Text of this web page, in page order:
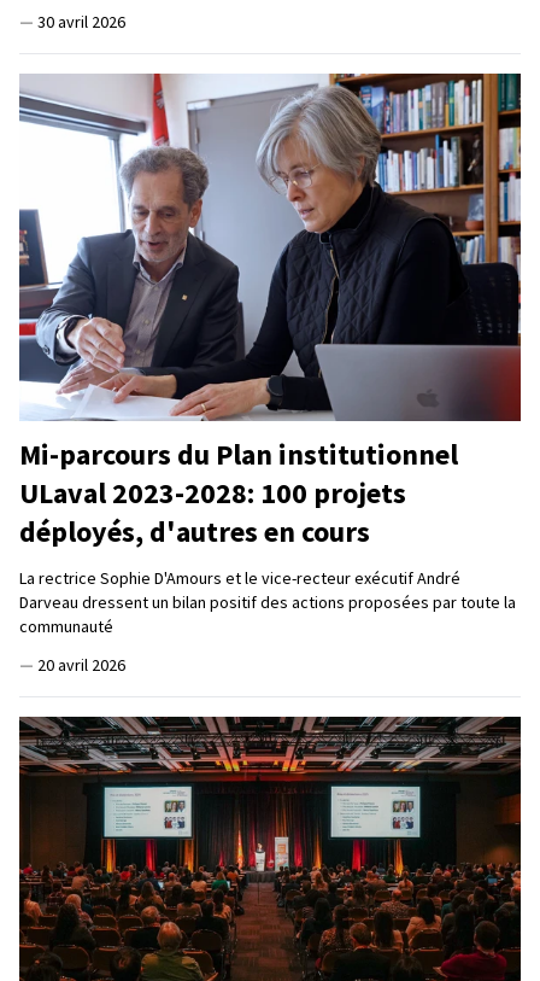
— 30 avril 2026
Mi-parcours du Plan institutionnel
ULaval 2023-2028: 100 projets
déployés, d'autres en cours
La rectrice Sophie D'Amours et le vice-recteur exécutif André
Darveau dressent un bilan positif des actions proposées par toute la
communauté
— 20 avril 2026